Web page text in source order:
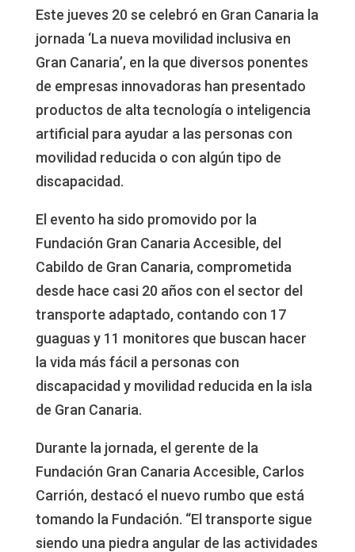
Este jueves 20 se celebró en Gran Canaria la
jornada ‘La nueva movilidad inclusiva en
Gran Canaria’, en la que diversos ponentes
de empresas innovadoras han presentado
productos de alta tecnología o inteligencia
artificial para ayudar a las personas con
movilidad reducida o con algún tipo de
discapacidad.
El evento ha sido promovido por la
Fundación Gran Canaria Accesible, del
Cabildo de Gran Canaria, comprometida
desde hace casi 20 años con el sector del
transporte adaptado, contando con 17
guaguas y 11 monitores que buscan hacer
la vida más fácil a personas con
discapacidad y movilidad reducida en la isla
de Gran Canaria.
Durante la jornada, el gerente de la
Fundación Gran Canaria Accesible, Carlos
Carrión, destacó el nuevo rumbo que está
tomando la Fundación. “El transporte sigue
siendo una piedra angular de las actividades